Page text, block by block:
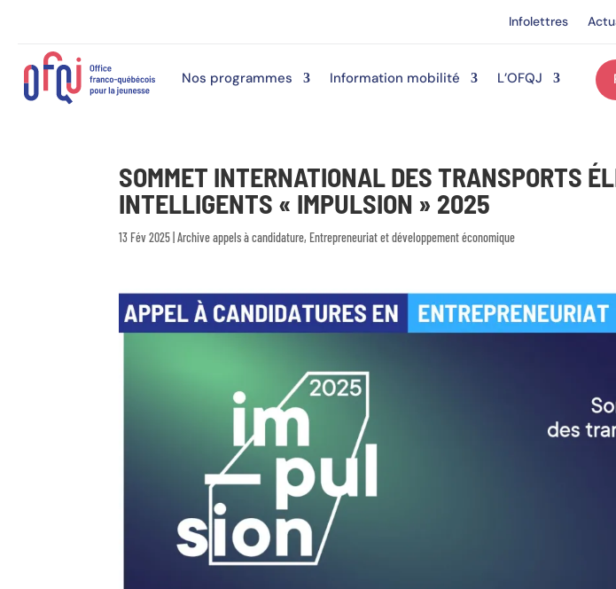
Infolettres
Nos programmes Information mobilité L’OFQJ
SOMMET INTERNATIONAL DES TRANSPORTS
INTELLIGENTS « IMPULSION » 2025
13 Fév 2025 |Archive appels à candidature, Entrepreneuriat et développement économique